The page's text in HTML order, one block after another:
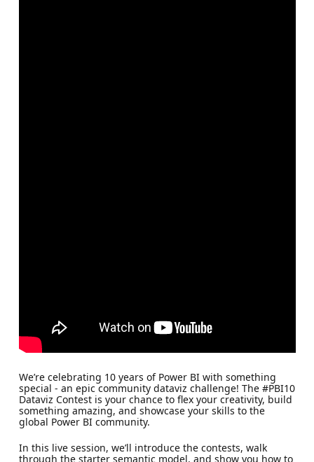
We’re celebrating 10 years of Power BI with something
special - an epic community dataviz challenge! The #PBI10
Dataviz Contest is your chance to flex your creativity, build
something amazing, and showcase your skills to the
global Power BI community.
In this live session, we’ll introduce the contests, walk
through the starter semantic model, and show you how to